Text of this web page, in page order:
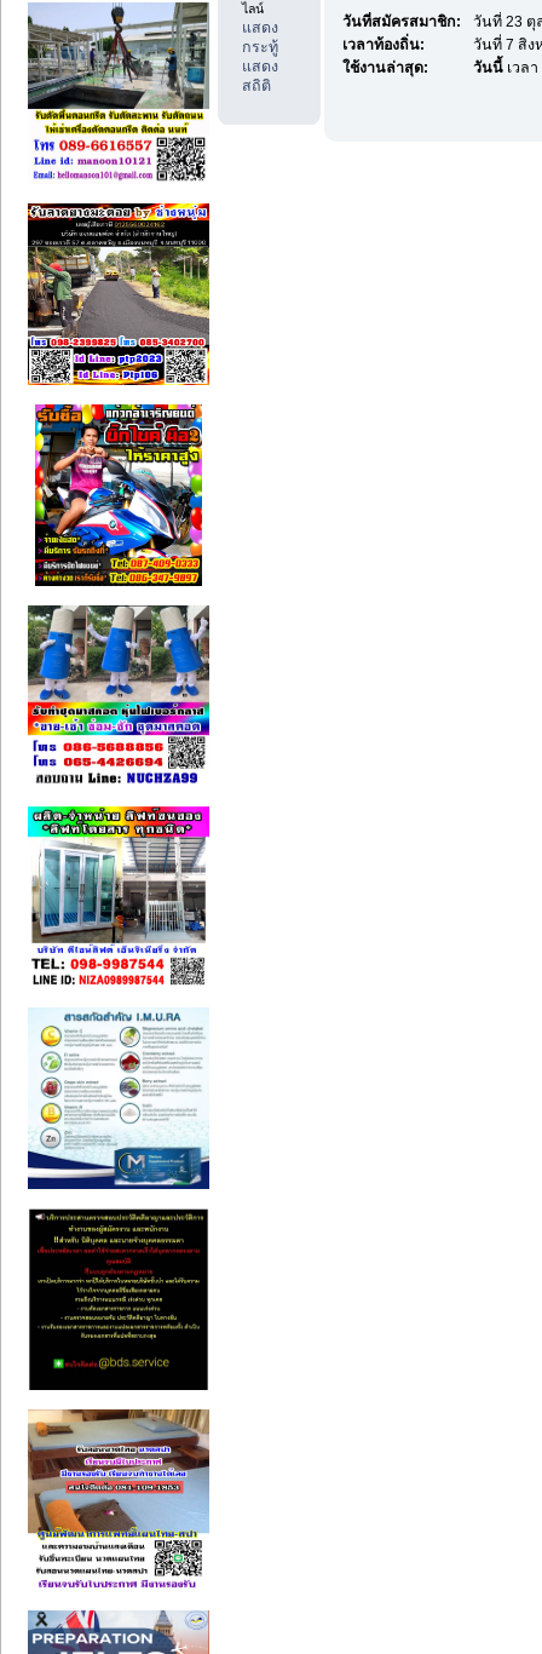
ไลน์
แสดง
กระทู้
แสดง
สถิติ
วันที่สมัครสมาชิก:
วันที่ 23 ตุ
เวลาท้องถิ่น:
วันที่ 7 สิง
ใช้งานล่าสุด:
วันนี้เวลา